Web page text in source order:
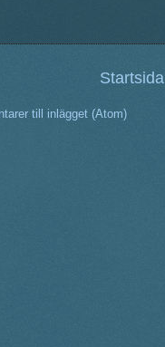
Startsida
till inlägget (Atom)